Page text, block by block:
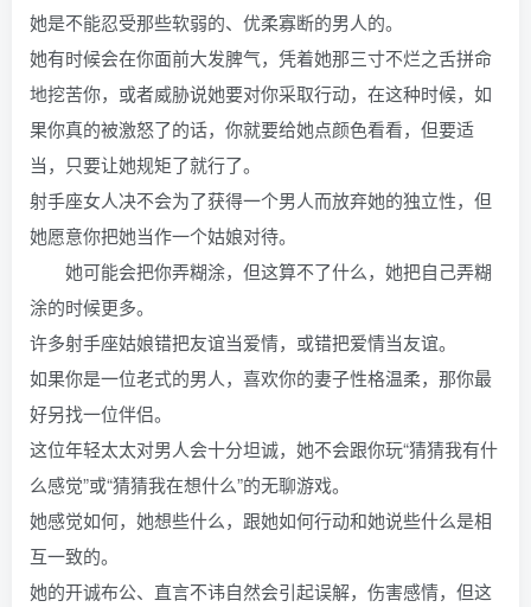
她是不能忍受那些软弱的、优柔寡断的男人的。
她有时候会在你面前大发脾气，凭着她那三寸不烂之舌拼命
地挖苦你，或者威胁说她要对你采取行动，在这种时候，如
果你真的被激怒了的话，你就要给她点颜色看看，但要适
当，只要让她规矩了就行了。
射手座女人决不会为了获得一个男人而放弃她的独立性，但
她愿意你把她当作一个姑娘对待。
她可能会把你弄糊涂，但这算不了什么，她把自己弄糊
涂的时候更多。
许多射手座姑娘错把友谊当爱情，或错把爱情当友谊。
如果你是一位老式的男人，喜欢你的妻子性格温柔，那你最
好另找一位伴侣。
这位年轻太太对男人会十分坦诚，她不会跟你玩“猜猜我有什
么感觉”或“猜猜我在想什么”的无聊游戏。
她感觉如何，她想些什么，跟她如何行动和她说些什么是相
互一致的。
她的开诚布公、直言不讳自然会引起误解，伤害感情，但这